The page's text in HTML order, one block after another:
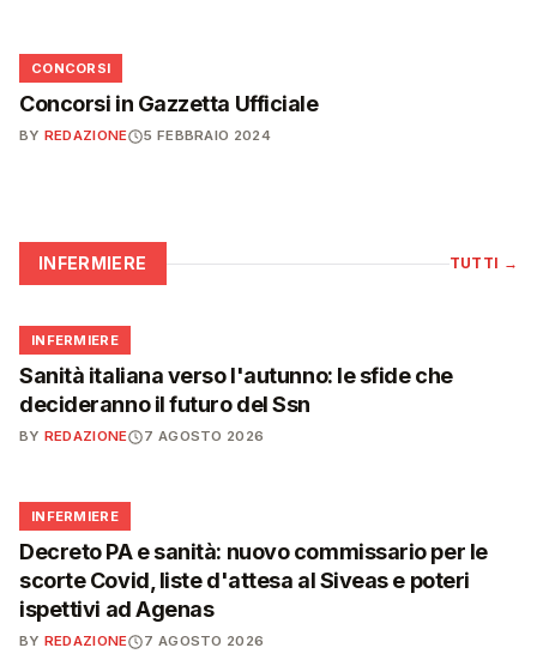
📋
CONCORSI
Concorsi in Gazzetta Ufficiale
BY REDAZIONE 5 FEBBRAIO 2024
INFERMIERE TUTTI →
🩺
INFERMIERE
Sanità italiana verso l'autunno: le sfide che
decideranno il futuro del Ssn
BY REDAZIONE 7 AGOSTO 2026
🩺
INFERMIERE
Decreto PA e sanità: nuovo commissario per le
scorte Covid, liste d'attesa al Siveas e poteri
ispettivi ad Agenas
BY REDAZIONE 7 AGOSTO 2026